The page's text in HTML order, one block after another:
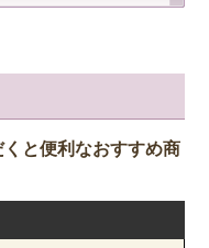
と便利なおすすめ商